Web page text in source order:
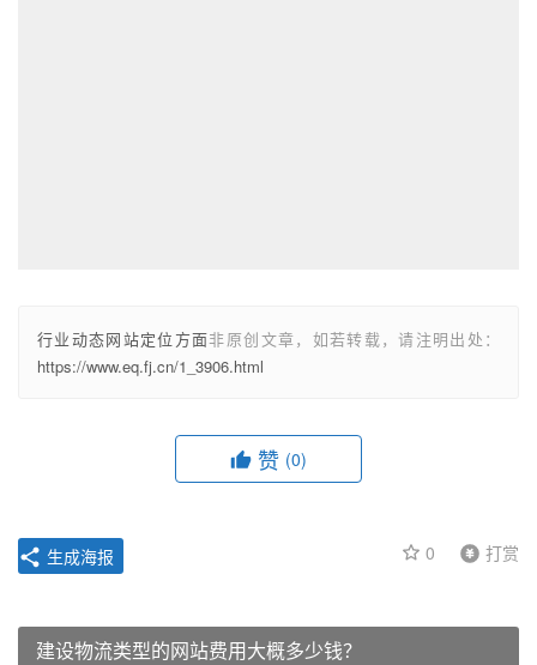
行业动态网站定位方面非原创文章，如若转载，请注明出处：
https://www.eq.fj.cn/1_3906.html
赞 (0)
0 打赏
生成海报
建设物流类型的网站费用大概多少钱？